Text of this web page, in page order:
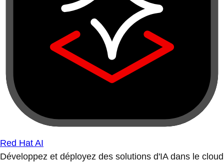
Red Hat AI
Développez et déployez des solutions d'IA dans le cloud